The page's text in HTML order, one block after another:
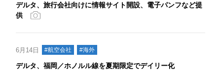
デルタ、旅行会社向けに情報サイト開設、電子パンフなど提
供
6月14日 #航空会社 #海外
デルタ、福岡／ホノルル線を夏期限定でデイリー化